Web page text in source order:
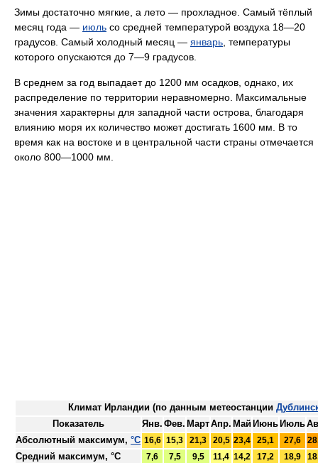
Зимы достаточно мягкие, а лето — прохладное. Самый тёплый
месяц года — июль со средней температурой воздуха 18—20
градусов. Самый холодный месяц — январь , температуры
которого опускаются до 7—9 градусов.
В среднем за год выпадает до 1200 мм осадков, однако, их
распределение по территории неравномерно. Максимальные
значения характерны для западной части острова, благодаря
влиянию моря их количество может достигать 1600 мм. В то
время как на востоке и в центральной части страны отмечается
около 800—1000 мм.
Климат Ирландии (по данным метеостанции
Показатель
Янв. Фев. МартАпр. Май Июнь Июль
Абсолютный максимум, °C 16,6 15,3 21,3 20,5 23,4 25,1 27,6
Средний максимум, °C
7,6 7,5 9,5 11,4 14,2 17,2 18,9